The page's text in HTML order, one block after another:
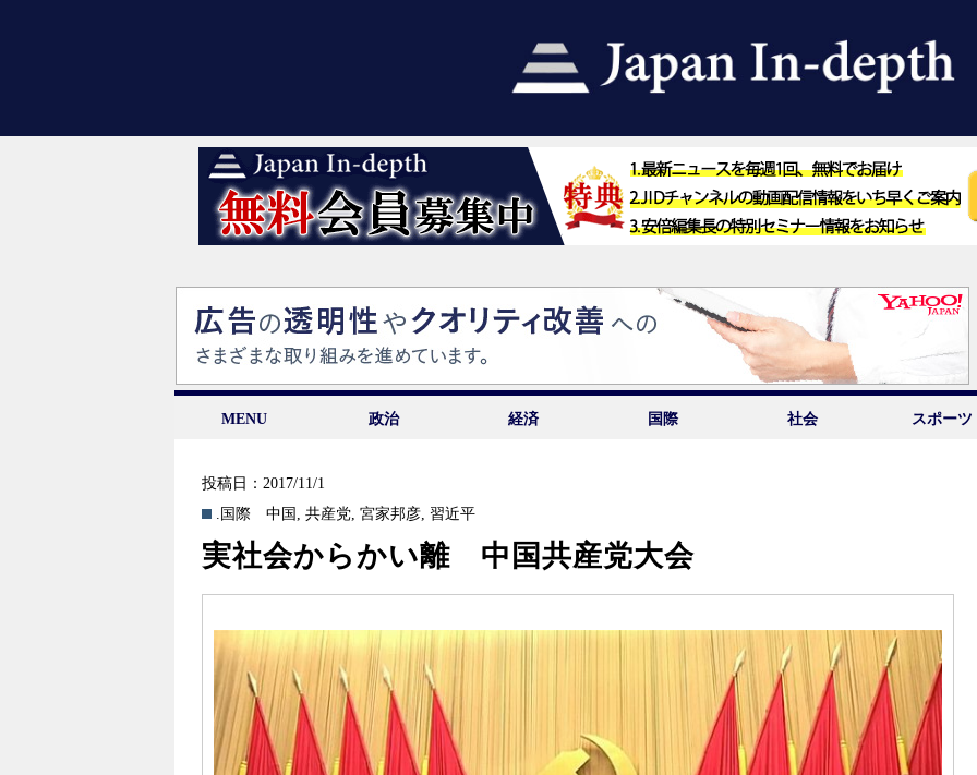
MENU 政治 経済 国際 社会 スポーツ
投稿日：2017/11/1
.国際
中国 ,共産党,宮家邦彦,習近平
実社会からかい離 中国共産党大会